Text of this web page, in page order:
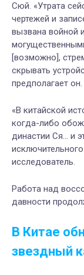
Сюй. «Утрата
чертежей и
вызвана войной
[возможно],
скрывать
предполагает он.
«В китайской
когда-либо
династии Ся... и
исследователь.
Работа над
давности
В Китае
звездный